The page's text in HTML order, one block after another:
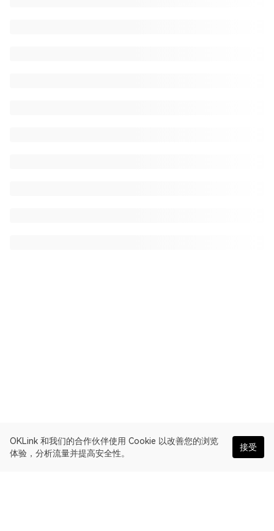
OKLink 和我们的合作伙伴使用 Cookie 以改善您的浏览
体验，分析流量并提高安全性。
接受